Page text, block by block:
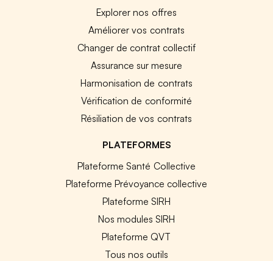
Explorer nos offres
Améliorer vos contrats
Changer de contrat collectif
Assurance sur mesure
Harmonisation de contrats
Vérification de conformité
Résiliation de vos contrats
PLATEFORMES
Plateforme Santé Collective
Plateforme Prévoyance collective
Plateforme SIRH
Nos modules SIRH
Plateforme QVT
Tous nos outils